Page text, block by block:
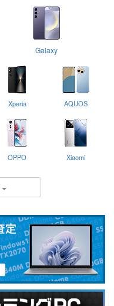
Galaxy
Xperia AQUOS
OPPO Xiaomi